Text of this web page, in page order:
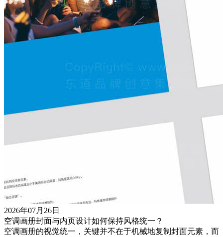
2026年07月26日
空调画册封面与内页设计如何保持风格统一？
空调画册的视觉统一，关键并不在于机械地复制封面元素，而